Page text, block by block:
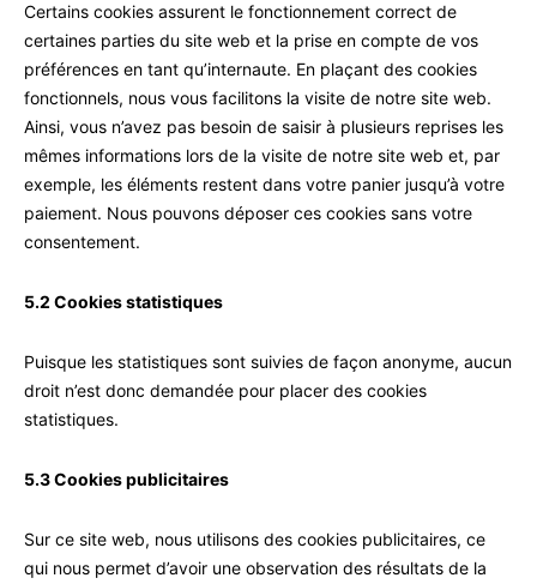
Certains cookies assurent le fonctionnement correct de
certaines parties du site web et la prise en compte de vos
préférences en tant qu’internaute. En plaçant des cookies
fonctionnels, nous vous facilitons la visite de notre site web.
Ainsi, vous n’avez pas besoin de saisir à plusieurs reprises les
mêmes informations lors de la visite de notre site web et, par
exemple, les éléments restent dans votre panier jusqu’à votre
paiement. Nous pouvons déposer ces cookies sans votre
consentement.
5.2 Cookies statistiques
Puisque les statistiques sont suivies de façon anonyme, aucun
droit n’est donc demandée pour placer des cookies
statistiques.
5.3 Cookies publicitaires
Sur ce site web, nous utilisons des cookies publicitaires, ce
qui nous permet d’avoir une observation des résultats de la